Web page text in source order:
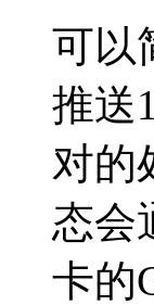
可以
推送
对的
态会
卡的